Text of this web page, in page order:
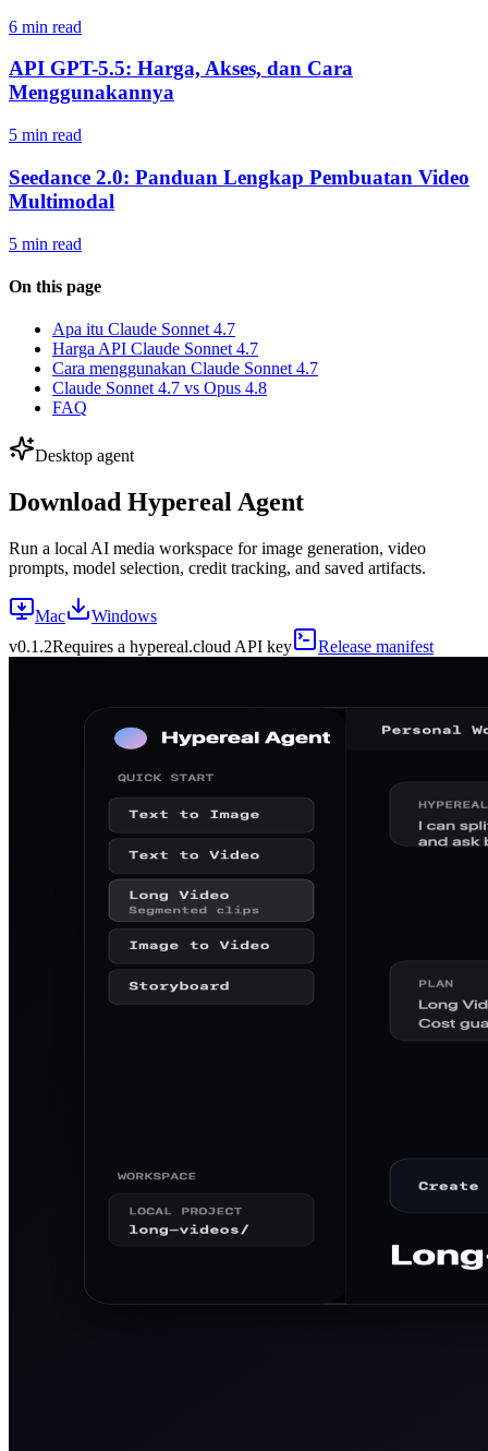
6 min read
API GPT-5.5: Harga, Akses, dan Cara
Menggunakannya
5 min read
Seedance 2.0: Panduan Lengkap Pembuatan Video
Multimodal
5 min read
On this page
Apa itu Claude Sonnet 4.7
Harga API Claude Sonnet 4.7
Cara menggunakan Claude Sonnet 4.7
Claude Sonnet 4.7 vs Opus 4.8
FAQ
Desktop agent
Download Hypereal Agent
Run a local AI media workspace for image generation, video
prompts, model selection, credit tracking, and saved artifacts.
Mac
Windows
v0.1.2Requires a hypereal.cloud API key Release manifest